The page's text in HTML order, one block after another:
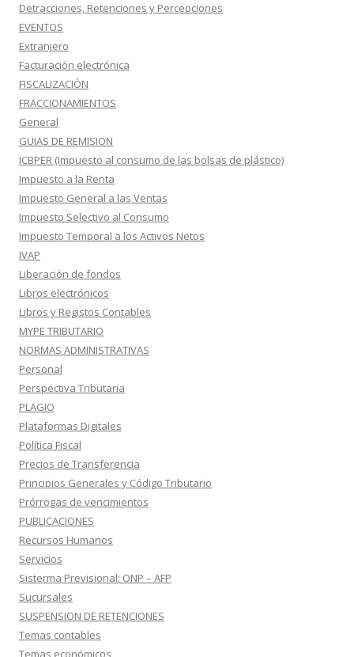
Detracciones, Retenciones y Percepciones
EVENTOS
Extranjero
Facturación electrónica
FISCALIZACIÓN
FRACCIONAMIENTOS
General
GUIAS DE REMISION
ICBPER (Impuesto al consumo de las bolsas de plástico)
Impuesto a la Renta
Impuesto General a las Ventas
Impuesto Selectivo al Consumo
Impuesto Temporal a los Activos Netos
IVAP
Liberación de fondos
Libros electrónicos
Libros y Registos Contables
MYPE TRIBUTARIO
NORMAS ADMINISTRATIVAS
Personal
Perspectiva Tributaria
PLAGIO
Plataformas Digitales
Política Fiscal
Precios de Transferencia
Principios Generales y Código Tributario
Prórrogas de vencimientos
PUBLICACIONES
Recursos Humanos
Servicios
Sisterma Previsional: ONP – AFP
Sucursales
SUSPENSION DE RETENCIONES
Temas contables
Temas económicos